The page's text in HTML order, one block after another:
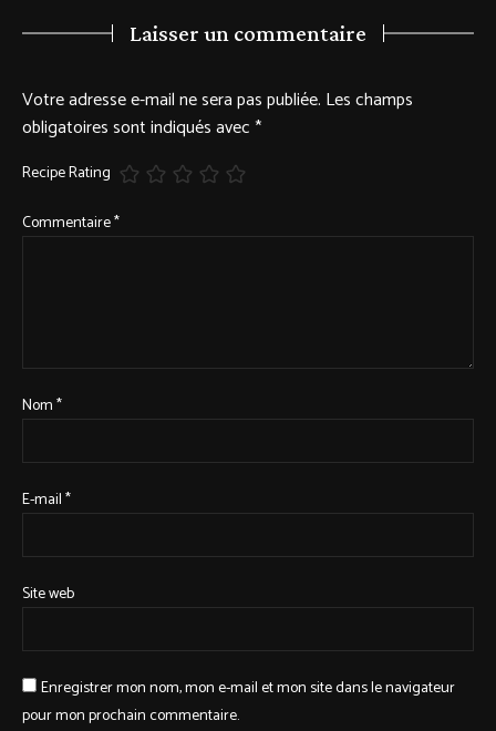
Laisser un commentaire
Votre adresse e-mail ne sera pas publiée. Les champs
obligatoires sont indiqués avec*
Recipe Rating
Commentaire*
Nom*
E-mail*
Site web
Enregistrer mon nom, mon e-mail et mon site dans le navigateur
pour mon prochain commentaire.